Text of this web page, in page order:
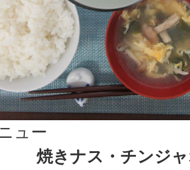
ュー
焼きナス・チンジ